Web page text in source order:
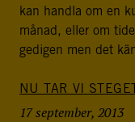
kan handla om en
månad, eller om
gedigen men det
NU TAR VI
17 september, 2013